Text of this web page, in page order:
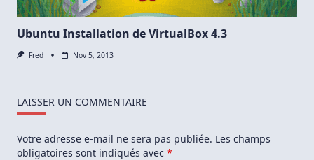
Ubuntu Installation de VirtualBox 4.3
Fred Nov 5, 2013
LAISSER UN COMMENTAIRE
Votre adresse e-mail ne sera pas publiée. Les champs
obligatoires sont indiqués avec *